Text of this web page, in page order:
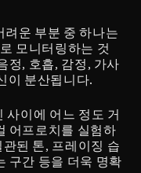
려운 부분 중 하나는
모니터링하는 것
정, 호흡, 감정, 가사
이 분산됩니다.
사이에 어느 정도 거
어프로치를 실험하
된 톤, 프레이징 습
구간 등을 더욱 명확